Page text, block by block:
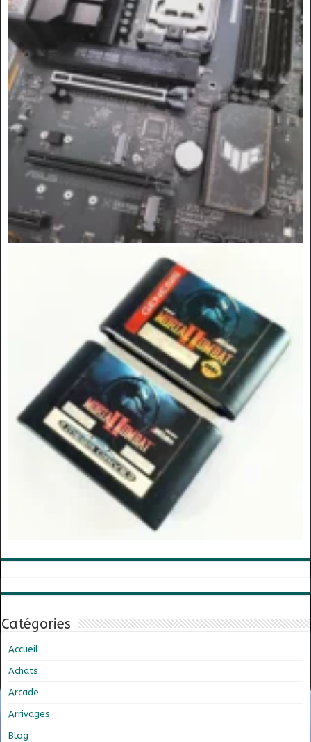
Catégories
Accueil
Achats
Arcade
Arrivages
Blog